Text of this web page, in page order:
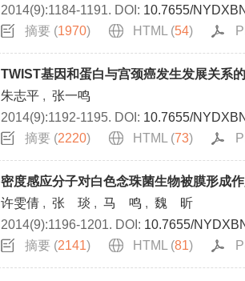
2014(9):1184-1191. DOI: 10.7655/
摘要 (1970) HTML (54)
TWIST基因和蛋白与宫颈癌发生发展关系
朱志平 , 张一鸣
2014(9):1192-1195. DOI: 10.7655/
摘要 (2220) HTML (73)
密度感应分子对白色念珠菌生物被膜形成
许雯倩 , 张 琰 , 马 鸣 , 魏 昕
2014(9):1196-1201. DOI: 10.7655/
摘要 (2141) HTML (81)